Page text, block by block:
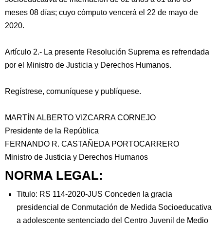
meses 08 días; cuyo cómputo vencerá el 22 de mayo de
2020.
Artículo 2.- La presente Resolución Suprema es refrendada
por el Ministro de Justicia y Derechos Humanos.
Regístrese, comuníquese y publíquese.
MARTÍN ALBERTO VIZCARRA CORNEJO
Presidente de la República
FERNANDO R. CASTAÑEDA PORTOCARRERO
Ministro de Justicia y Derechos Humanos
NORMA LEGAL:
Titulo: RS 114-2020-JUS Conceden la gracia
presidencial de Conmutación de Medida Socioeducativa
a adolescente sentenciado del Centro Juvenil de Medio